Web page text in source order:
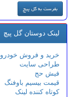
لینک دوستان گل پیچ
خرید و فروش خودرو
طراحی سایت
فیش حج
قیمت بیسیم باوفنگ
کوتاه کننده لینک